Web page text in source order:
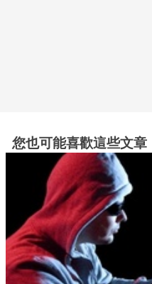
您也可能喜歡這些文章